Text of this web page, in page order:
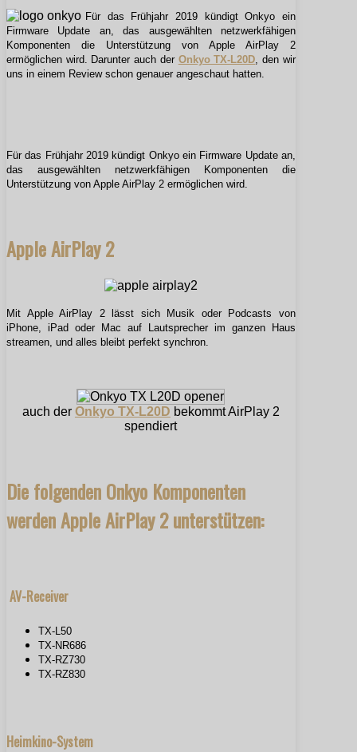
Für das Frühjahr 2019 kündigt Onkyo ein
Firmware Update an, das ausgewählten netzwerkfähigen
Komponenten die Unterstützung von Apple AirPlay 2
ermöglichen wird. Darunter auch der Onkyo TX-L20D, den wir
uns in einem Review schon genauer angeschaut hatten.
Für das Frühjahr 2019 kündigt Onkyo ein Firmware Update an,
das ausgewählten netzwerkfähigen Komponenten die
Unterstützung von Apple AirPlay 2 ermöglichen wird.
Apple AirPlay 2
Mit Apple AirPlay 2 lässt sich Musik oder Podcasts von
iPhone, iPad oder Mac auf Lautsprecher im ganzen Haus
streamen, und alles bleibt perfekt synchron.
auch der Onkyo TX-L20D bekommt AirPlay 2
spendiert
Die folgenden Onkyo Komponenten
werden Apple AirPlay 2 unterstützen:
AV-Receiver
TX-L50
TX-NR686
TX-RZ730
TX-RZ830
Heimkino-System